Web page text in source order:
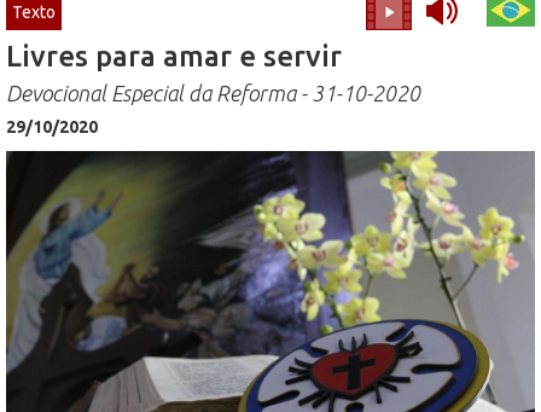
Texto
Livres para amar e servir
Devocional Especial da Reforma - 31-10-2020
29/10/2020